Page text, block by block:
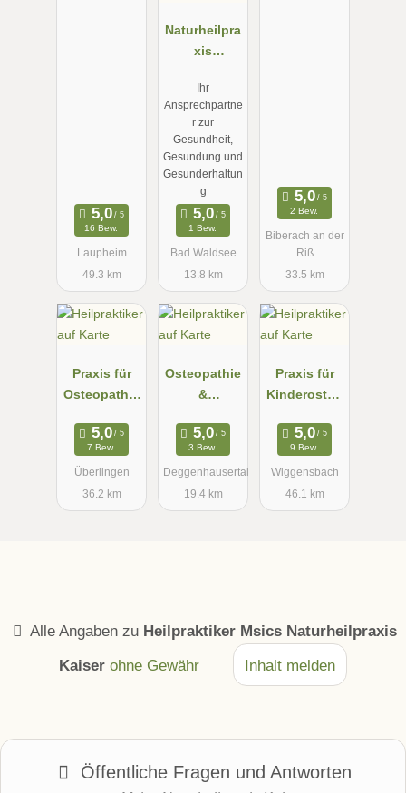
16 Bew.
Laupheim
49.3 km
Naturheilpra
xis
Klaus
Bammert
Ihr
Ansprechpartne
r zur
Gesundheit,
Gesundung und
Gesunderhaltun
g
1 Bew.
Bad Waldsee
13.8 km
2 Bew.
Biberach an der
Riß
33.5 km
Praxis für
Osteopathie
7 Bew.
Überlingen
36.2 km
Osteopathie
&
xis Katja
Höhrenz
3 Bew.
Deggenhausertal
19.4 km
Praxis für
Kinderosteo
Osteopathie
und
Chiropraktik
Simone
9 Bew.
Wiggensbach
46.1 km
Alle Angaben zu Heilpraktiker Msics Naturheilpraxis
Kaiser ohne Gewähr Inhalt melden
Öffentliche Fragen und Antworten